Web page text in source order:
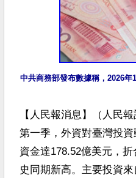
中共商務部發布數據稱，2026年
【人民報消息】（人民
第一季，外資對臺灣投
資金達178.52億美元，
史同期新高。主要投資